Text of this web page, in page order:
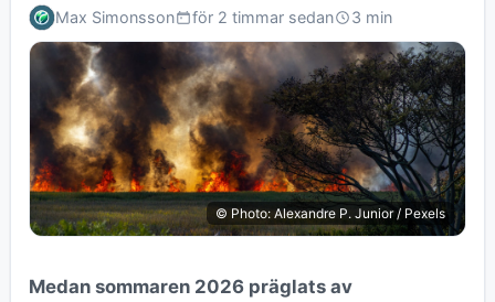
Max Simonsson för 2 timmar sedan 3 min
© Photo: Alexandre P. Junior / Pexels
Medan sommaren 2026 präglats av